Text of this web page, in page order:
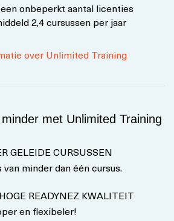
onbeperkt aantal licenties
2,4 cursussen per jaar
over Unlimited Training
met Unlimited Training
GELEIDE CURSUSSEN
minder dan één cursus.
READYNEZ KWALITEIT
en flexibeler!